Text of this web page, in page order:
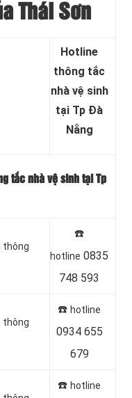
Thái Sơn
Hotline
thông tắc
nhà vệ sinh
tại Tp Đà
Nẵng
tắc nhà vệ sinh tại Tp
thông
☎️
hotline 0835
748 593
thông
☎️ hotline
0934 655
679
☎️ hotline